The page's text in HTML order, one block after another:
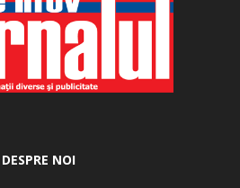
DESPRE NOI